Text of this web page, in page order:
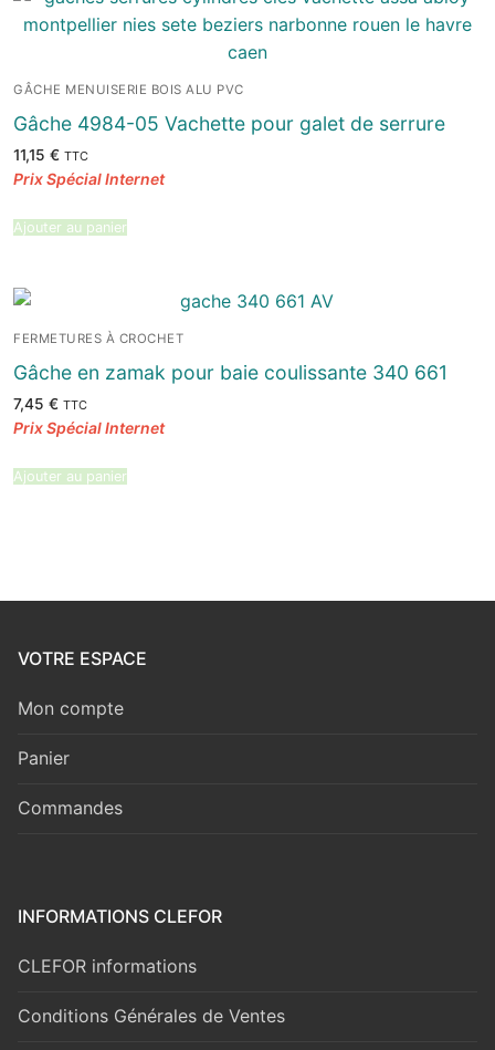
GÂCHE MENUISERIE BOIS ALU PVC
Gâche 4984-05 Vachette pour galet de serrure
11,15 € TTC
Ajouter au panier
FERMETURES À CROCHET
Gâche en zamak pour baie coulissante 340 661
7,45 € TTC
Ajouter au panier
VOTRE ESPACE
Mon compte
Panier
Commandes
INFORMATIONS CLEFOR
CLEFOR informations
Conditions Générales de Ventes